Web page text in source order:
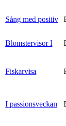
Sång med positiv
Blomstervisor I
Fiskarvisa
I passionsveckan